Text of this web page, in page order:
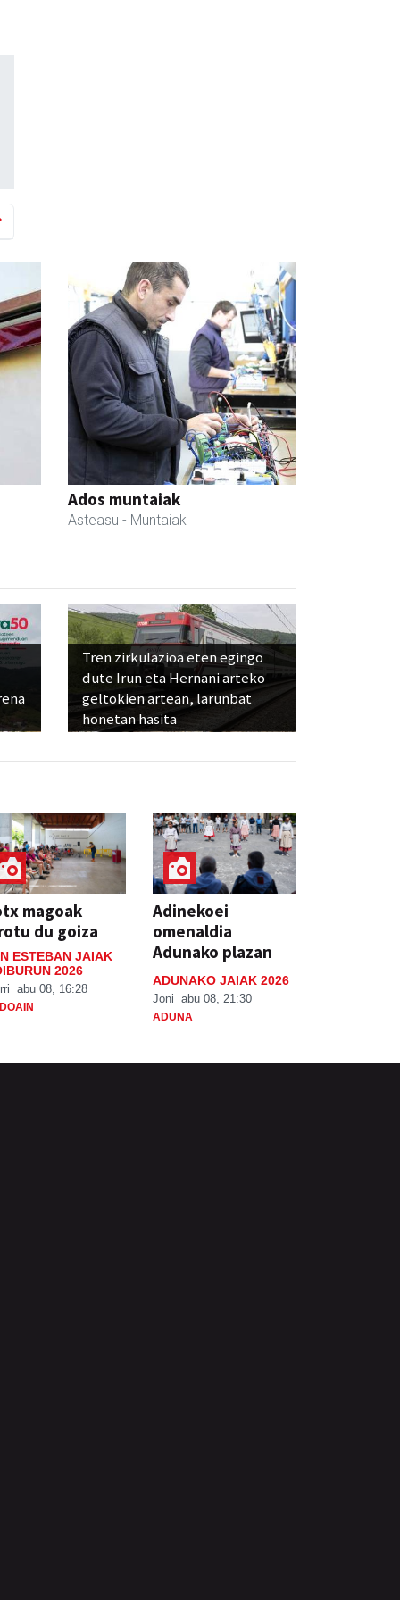
Ados muntaiak
Asteasu - Muntaiak
Tren zirkulazioa eten egingo
dute Irun eta Hernani arteko
geltokien artean, larunbat
honetan hasita
magoak
du goiza
ESTEBAN JAIAK
2026
abu 08, 16:28
Adinekoei
omenaldia
Adunako plazan
ADUNAKO JAIAK 2026
Joni abu 08, 21:30
ADUNA